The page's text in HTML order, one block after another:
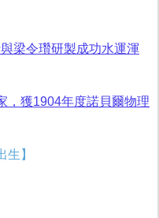
梁令瓚研製成功水運渾
，獲1904年度諾貝爾物理
生】